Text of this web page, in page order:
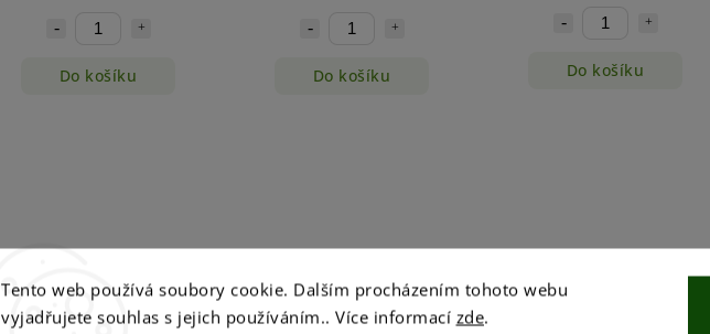
Tento web používá soubory cookie. Dalším procházením tohoto webu
vyjadřujete souhlas s jejich používáním.. Více informací zde.
Do košíku Do košíku Do košíku